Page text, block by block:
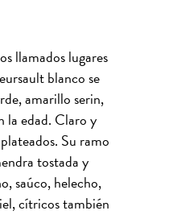
llamados lugares
blanco se
amarillo serin,
la edad. Claro y
Su ramo
tostada y
saúco, helecho,
cítricos también